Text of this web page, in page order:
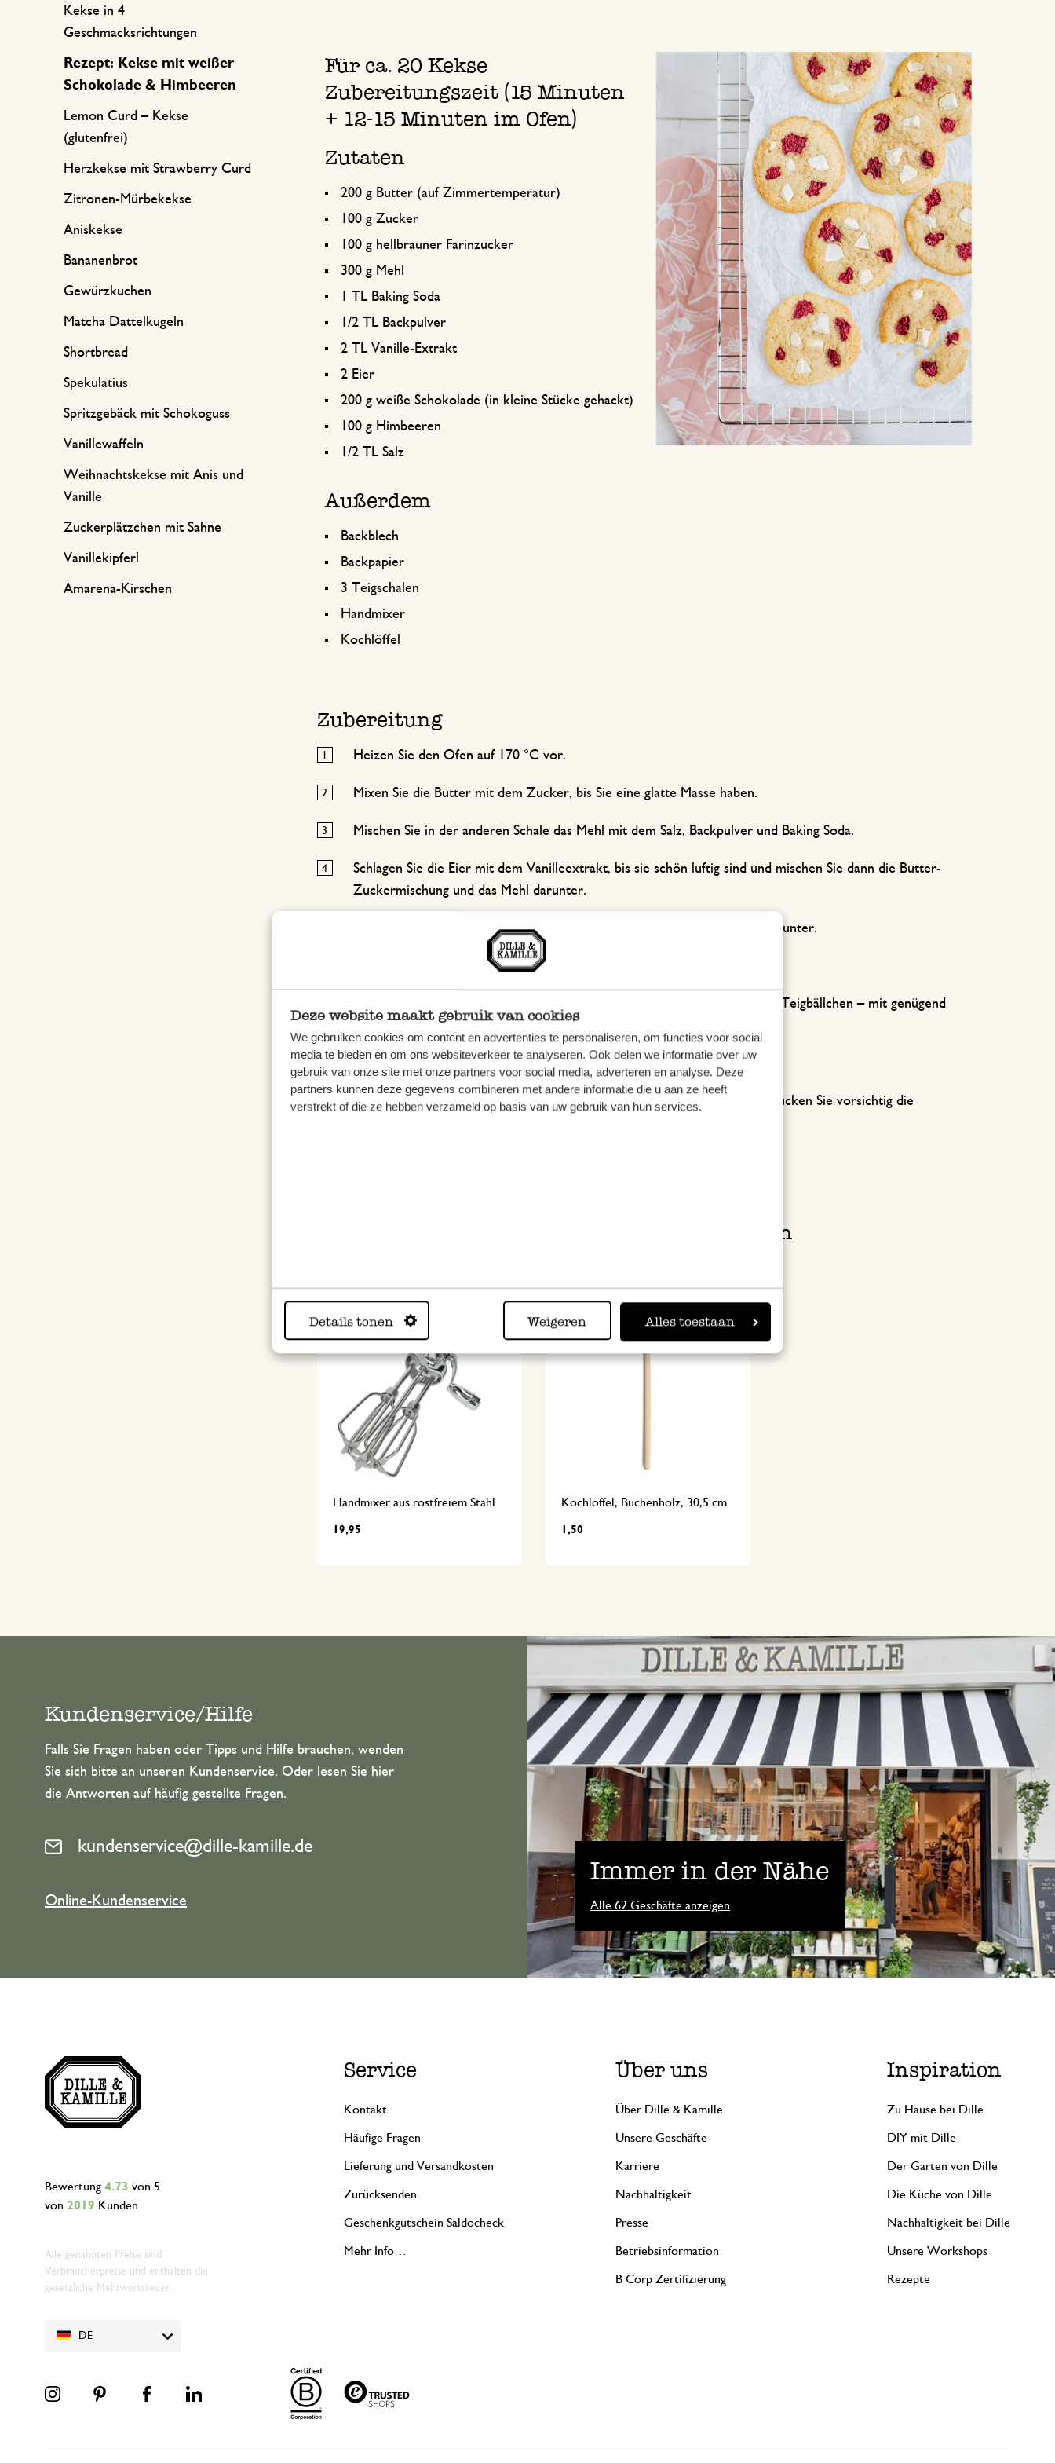
Deze website maakt gebruik van cookies
We gebruiken cookies om content en advertenties te personaliseren, om functies voor social
media te bieden en om ons websiteverkeer te analyseren. Ook delen we informatie over uw
gebruik van onze site met onze partners voor social media, adverteren en analyse. Deze
partners kunnen deze gegevens combineren met andere informatie die u aan ze heeft
verstrekt of die ze hebben verzameld op basis van uw gebruik van hun services.
Details tonen Weigeren Alles toestaan
Tischwäsche
Tee-Zubehör
Besteck
International kochen
Kerzenhalter
Körbe
Taschen
Für ca. 20 Kekse
Zubereitungszeit (15 Minuten
+ 12-15 Minuten im Ofen)
Zutaten
200 g Butter (auf Zimmertemperatur)
100 g Zucker
100 g hellbrauner Farinzucker
300 g Mehl
1 TL Baking Soda
1/2 TL Backpulver
2 TL Vanille-Extrakt
2 Eier
200 g weiße Schokolade (in kleine Stücke gehackt)
100 g Himbeeren
1/2 TL Salz
Außerdem
Backblech
Backpapier
3 Teigschalen
Handmixer
Kochlöffel
Zubereitung
Heizen Sie den Ofen auf 170 °C vor.
Mixen Sie die Butter mit dem Zucker, bis Sie eine glatte Masse haben.
Mischen Sie in der anderen Schale das Mehl mit dem Salz, Backpulver und Baking Soda.
Schlagen Sie die Eier mit dem Vanilleextrakt, bis sie schön luftig sind und mischen Sie dann die Butter-
Zuckermischung und das Mehl darunter.
Heben Sie mithilfe des Kochlöffels vorsichtig 90% der weißen Schokolade unter.
Rollen Sie den Teig zu kleinen, gleichgroßen Bällchen.
Legen Sie einen Bogen Backpapier auf ein Backblech und verteilen Sie die Teigbällchen – mit genügend
Abstand zwischen den einzelnen Bällchen - darauf.
Die Kekse müssen ca. 12 bis 15 Minuten in den Ofen.
Nach der Hälfte der Backzeit, wenn alle Teigbällchen ausgelaufen sind, drücken Sie vorsichtig die
Sehen Sie sich die Produkte aus dem Rezept an
Handmixer aus rostfreiem Stahl
19,95
Kochlöffel, Buchenholz, 30,5 cm
1,50
Kekse in 4
Geschmacksrichtungen
Rezept: Kekse mit weißer
Schokolade & Himbeeren
Lemon Curd – Kekse
(glutenfrei)
Herzkekse mit Strawberry Curd
Zitronen-Mürbekekse
Aniskekse
Bananenbrot
Gewürzkuchen
Matcha Dattelkugeln
Shortbread
Spekulatius
Spritzgebäck mit Schokoguss
Vanillewaffeln
Weihnachtskekse mit Anis und
Vanille
Zuckerplätzchen mit Sahne
Vanillekipferl
Amarena-Kirschen
Immer in der Nähe
Alle 62 Geschäfte anzeigen
Kundenservice/Hilfe
Falls Sie Fragen haben oder Tipps und Hilfe brauchen, wenden
Sie sich bitte an unseren Kundenservice. Oder lesen Sie hier
die Antworten auf häufig gestellte Fragen.
kundenservice@dille-kamille.de
Online-Kundenservice
DE
Bewertung 4.73 von 5
von 2019 Kunden
Alle genannten Preise sind
Verbraucherpreise und enthalten die
gesetzliche Mehrwertsteuer.
Service
Kontakt
Häufige Fragen
Lieferung und Versandkosten
Zurücksenden
Geschenkgutschein Saldocheck
Mehr Info…
Über uns
Über Dille & Kamille
Unsere Geschäfte
Karriere
Nachhaltigkeit
Presse
Betriebsinformation
B Corp Zertifizierung
Inspiration
Zu Hause bei Dille
DIY mit Dille
Der Garten von Dille
Die Küche von Dille
Nachhaltigkeit bei Dille
Unsere Workshops
Rezepte